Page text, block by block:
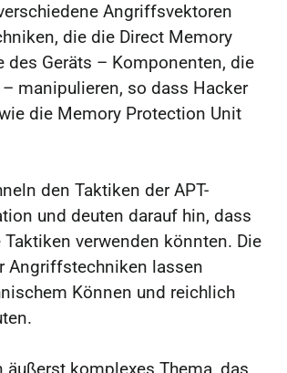
Angriffsvektoren
die die Direct Memory
des Geräts – Komponenten, die
manipulieren, so dass Hacker
die Memory Protection Unit
den Taktiken der APT-
und deuten darauf hin, dass
verwenden könnten. Die
Angriffstechniken lassen
Können und reichlich